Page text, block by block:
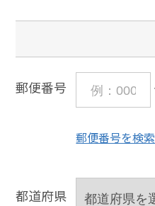
郵便番号
郵便番号を検索
都道府県